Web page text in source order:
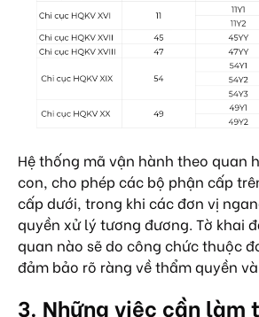
Hệ thống mã vận hành theo quan
con, cho phép các bộ phận cấp
cấp dưới, trong khi các đơn vị
quyền xử lý tương đương. Tờ khai
quan nào sẽ do công chức thuộc
đảm bảo rõ ràng về thẩm quyền
3. Những việc cần làm